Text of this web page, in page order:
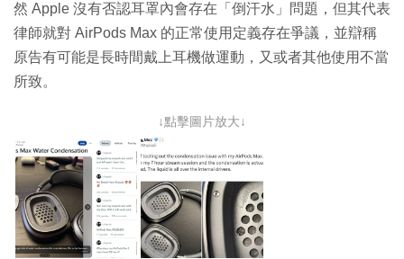
然 Apple 沒有否認耳罩內會存在「倒汗水」問題，但其代表
律師就對 AirPods Max 的正常使用定義存在爭議，並辯稱
原告有可能是長時間戴上耳機做運動，又或者其他使用不當
所致。
↓點擊圖片放大↓